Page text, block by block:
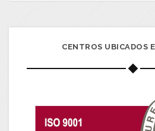
CENTROS UBICADOS